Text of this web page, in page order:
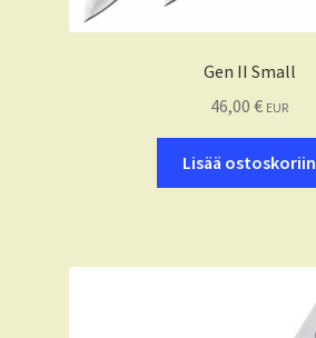
Gen II Small
46,00 € EUR
Lisää ostoskoriin